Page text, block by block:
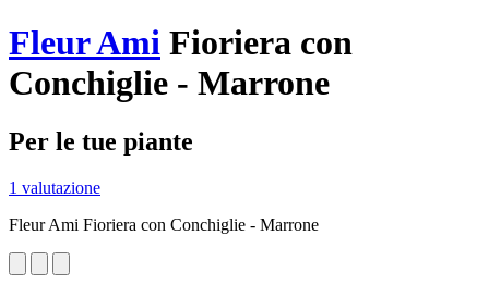
Fleur Ami Fioriera con
Conchiglie - Marrone
Per le tue piante
1 valutazione
Fleur Ami Fioriera con Conchiglie - Marrone